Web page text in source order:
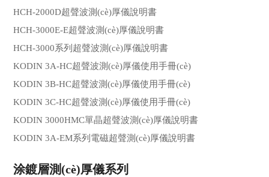
HCH-2000D超聲波測(cè)厚儀說明書
HCH-3000E-E超聲波測(cè)厚儀說明書
HCH-3000系列超聲波測(cè)厚儀說明書
KODIN 3A-HC超聲波測(cè)厚儀使用手冊(cè)
KODIN 3B-HC超聲波測(cè)厚儀使用手冊(cè)
KODIN 3C-HC超聲波測(cè)厚儀使用手冊(cè)
KODIN 3000HMC單晶超聲波測(cè)厚儀說明書
KODIN 3A-EM系列電磁超聲測(cè)厚儀說明書
涂鍍層測(cè)厚儀系列